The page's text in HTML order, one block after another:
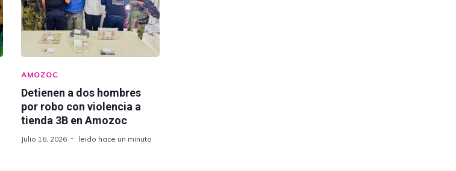
AMOZOC
Detienen a dos hombres
por robo con violencia a
tienda 3B en Amozoc
Julio 16, 2026 leido hace un minuto